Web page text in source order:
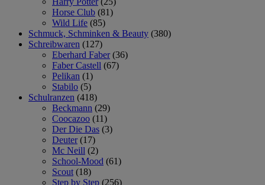
Horse Club (81)
Wild Life (85)
Schmuck, Schminken & Beauty (380)
Schreibwaren (127)
Eberhard Faber (36)
Faber Castell (67)
Pelikan (1)
Stabilo (5)
Schulranzen (418)
Beckmann (29)
Coocazoo (11)
Der Die Das (3)
Deuter (17)
Mc Neill (2)
School-Mood (61)
Scout (18)
Step by Step (256)